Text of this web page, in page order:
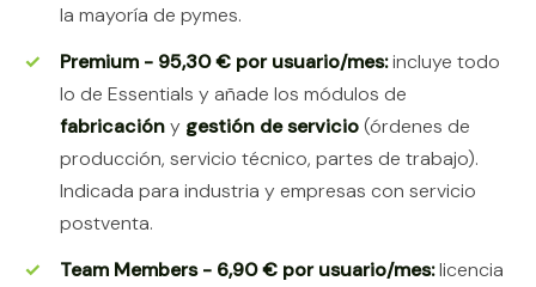
la mayoría de pymes.
Premium - 95,30 € por usuario/mes:incluye todo
lo de Essentials y añade los módulos de
fabricacióny gestión de servicio(órdenes de
producción, servicio técnico, partes de trabajo).
Indicada para industria y empresas con servicio
postventa.
Team Members - 6,90 € por usuario/mes:licencia